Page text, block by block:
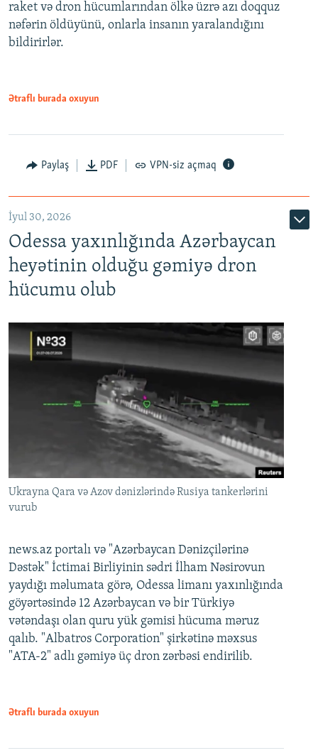
raket və dron hücumlarından ölkə üzrə azı doqquz
nəfərin öldüyünü, onlarla insanın yaralandığını
bildirirlər.
Ətraflı burada oxuyun
Paylaş PDF VPN-siz açmaq
İyul 30, 2026
Odessa yaxınlığında Azərbaycan
heyətinin olduğu gəmiyə dron
hücumu olub
Ukrayna Qara və Azov dənizlərində Rusiya tankerlərini
vurub
news.az portalı və "Azərbaycan Dənizçilərinə
Dəstək" İctimai Birliyinin sədri İlham Nəsirovun
yaydığı məlumata görə, Odessa limanı yaxınlığında
göyərtəsində 12 Azərbaycan və bir Türkiyə
vətəndaşı olan quru yük gəmisi hücuma məruz
qalıb. "Albatros Corporation" şirkətinə məxsus
"ATA-2" adlı gəmiyə üç dron zərbəsi endirilib.
Ətraflı burada oxuyun